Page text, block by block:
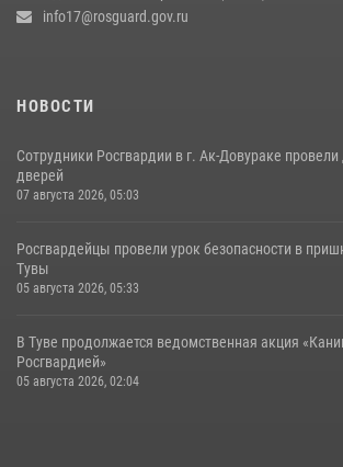
info17@rosguard.gov.ru
НОВОСТИ
Сотрудники Росгвардии в г. Ак-Довураке
дверей
07 августа 2026, 05:03
Росгвардейцы провели урок безопасности в
Тувы
05 августа 2026, 05:33
В Туве продолжается ведомственная акция
Росгвардией»
05 августа 2026, 02:04